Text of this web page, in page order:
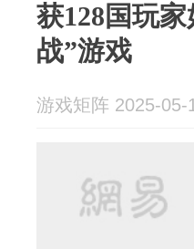
获128国玩
战”游戏
游戏矩阵 2025-05-